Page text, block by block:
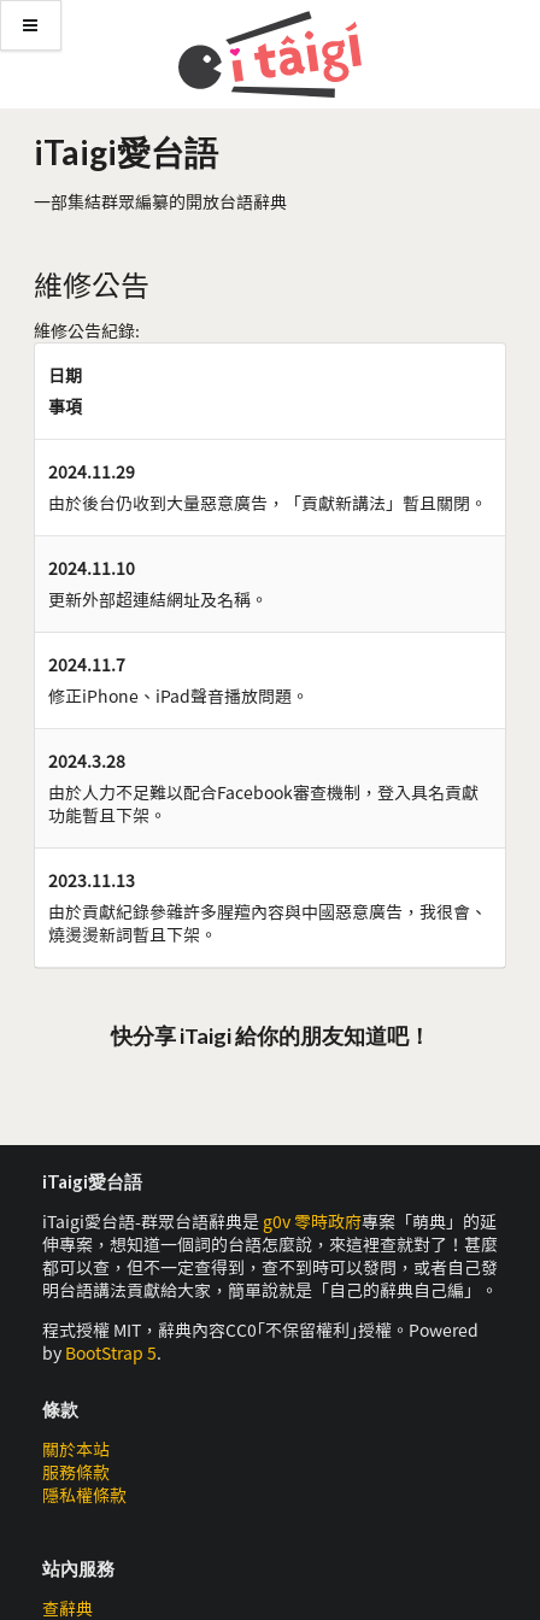
iTaigi愛台語
一部集結群眾編纂的開放台語辭典
維修公告
維修公告紀錄:
日期
事項
2024.11.29
由於後台仍收到大量惡意廣告，「貢獻新講法」暫且關閉。
2024.11.10
更新外部超連結網址及名稱。
2024.11.7
修正iPhone、iPad聲音播放問題。
2024.3.28
由於人力不足難以配合Facebook審查機制，登入具名貢獻
功能暫且下架。
2023.11.13
由於貢獻紀錄參雜許多腥羶內容與中國惡意廣告，我很會、
燒燙燙新詞暫且下架。
快分享 iTaigi 給你的朋友知道吧！
iTaigi愛台語
iTaigi愛台語-群眾台語辭典是 g0v 零時政府專案「萌典」的延
伸專案，想知道一個詞的台語怎麼說，來這裡查就對了！甚麼
都可以查，但不一定查得到，查不到時可以發問，或者自己發
明台語講法貢獻給大家，簡單說就是「自己的辭典自己編」。
程式授權 MIT，辭典內容CC0｢不保留權利｣授權。Powered
by BootStrap 5.
條款
關於本站
服務條款
隱私權條款
站內服務
查辭典